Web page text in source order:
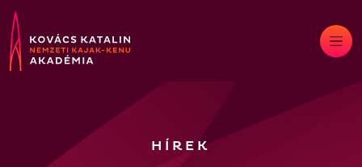
Skip
to
content
HÍREK